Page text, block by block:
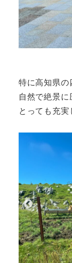
特に高知県
自然で絶景に
とっても充